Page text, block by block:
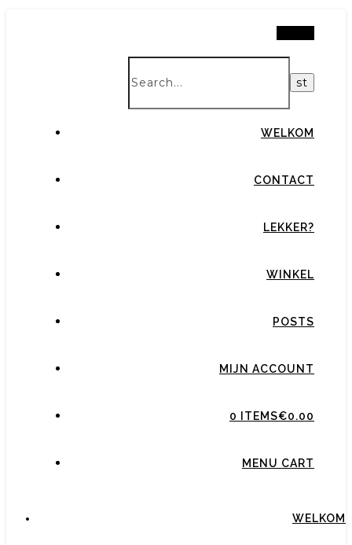
WELKOM
CONTACT
LEKKER?
WINKEL
POSTS
MIJN ACCOUNT
0 ITEMS€0.00
MENU CART
WELKOM